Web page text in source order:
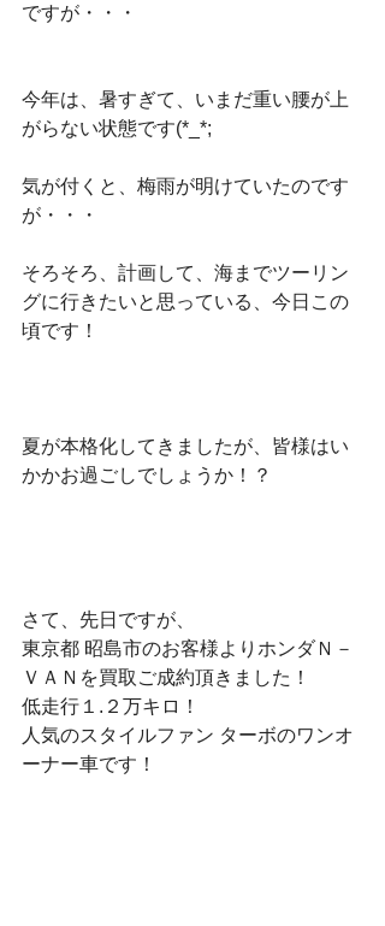
ですが・・・
今年は、暑すぎて、いまだ重い腰が上
がらない状態です(*_*;
気が付くと、梅雨が明けていたのです
が・・・
そろそろ、計画して、海までツーリン
グに行きたいと思っている、今日この
頃です！
夏が本格化してきましたが、皆様はい
かかお過ごしでしょうか！？
さて、先日ですが、
東京都 昭島市のお客様よりホンダＮ－
ＶＡＮを買取ご成約頂きました！
低走行１.２万キロ！
人気のスタイルファン ターボのワンオ
ーナー車です！